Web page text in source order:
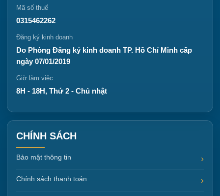
Mã số thuế
0315462262
Đăng ký kinh doanh
Do Phòng Đăng ký kinh doanh TP. Hồ Chí Minh cấp
ngày 07/01/2019
Giờ làm việc
8H - 18H, Thứ 2 - Chủ nhật
CHÍNH SÁCH
Bảo mật thông tin
Chính sách thanh toán